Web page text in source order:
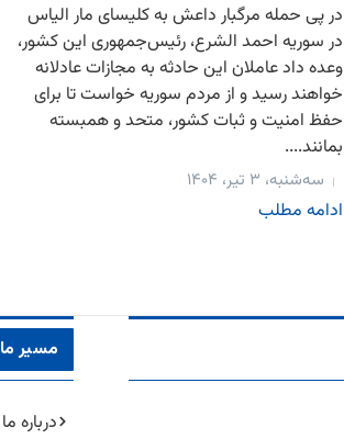
در پی حمله مرگبار داعش به کلیسای مار الیاس
در سوریه احمد الشرع، رئیس‌جمهوری این کشور،
وعده داد عاملان این حادثه به مجازات عادلانه
خواهند رسید و از مردم سوریه خواست تا برای
حفظ امنیت و ثبات کشور، متحد و همبسته
بمانند....
سه‌شنبه، ۳ تیر، ۱۴۰۴
ادامه مطلب
مسیر ما
درباره ما